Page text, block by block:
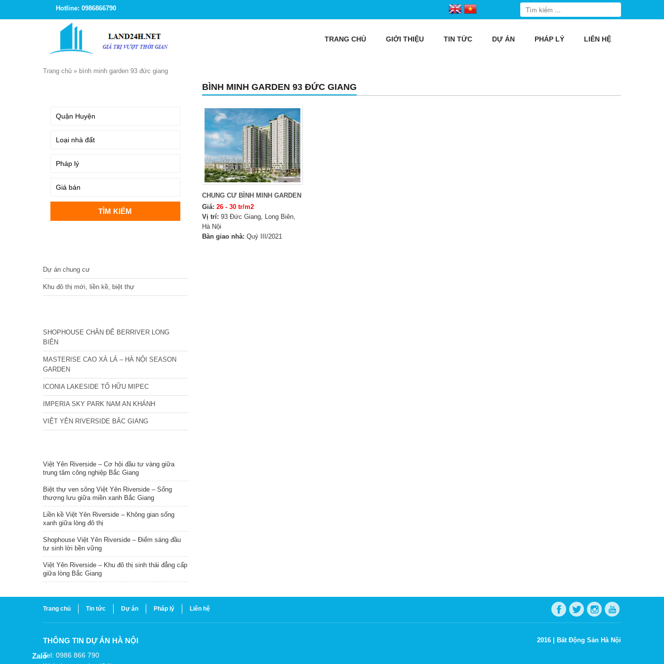
Hotline: 0986866790
TRANG CHỦ GIỚI THIỆU TIN TỨC DỰ ÁN PHÁP LÝ LIÊN HỆ
Trang chủ » bình minh garden 93 đức giang
BÌNH MINH GARDEN 93 ĐỨC GIANG
CHUNG CƯ BÌNH MINH GARDEN
Giá: 26 - 30 tr/m2
Vị trí: 93 Đức Giang, Long Biên,
Hà Nội
Bàn giao nhà: Quý III/2021
Dự án chung cư
Khu đô thị mới, liền kề, biệt thự
SHOPHOUSE CHÂN ĐẾ BERRIVER LONG
BIÊN
MASTERISE CAO XÀ LÁ – HÀ NỘI SEASON
GARDEN
ICONIA LAKESIDE TỐ HỮU MIPEC
IMPERIA SKY PARK NAM AN KHÁNH
VIỆT YÊN RIVERSIDE BẮC GIANG
Việt Yên Riverside – Cơ hội đầu tư vàng giữa
trung tâm công nghiệp Bắc Giang
Biệt thự ven sông Việt Yên Riverside – Sống
thượng lưu giữa miền xanh Bắc Giang
Liền kề Việt Yên Riverside – Không gian sống
xanh giữa lòng đô thị
Shophouse Việt Yên Riverside – Điểm sáng đầu
tư sinh lời bền vững
Việt Yên Riverside – Khu đô thị sinh thái đẳng cấp
giữa lòng Bắc Giang
Trang chủ Tin tức Dự án Pháp lý Liên hệ
THÔNG TIN DỰ ÁN HÀ NỘI
Tel: 0986 866 790
2016 | Bất Động Sản Hà Nội
Zalo